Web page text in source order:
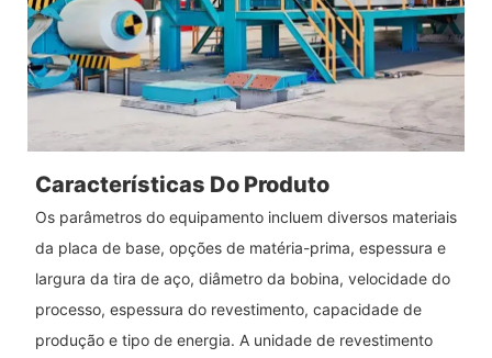
Características Do Produto
Os parâmetros do equipamento incluem diversos materiais
da placa de base, opções de matéria-prima, espessura e
largura da tira de aço, diâmetro da bobina, velocidade do
processo, espessura do revestimento, capacidade de
produção e tipo de energia. A unidade de revestimento